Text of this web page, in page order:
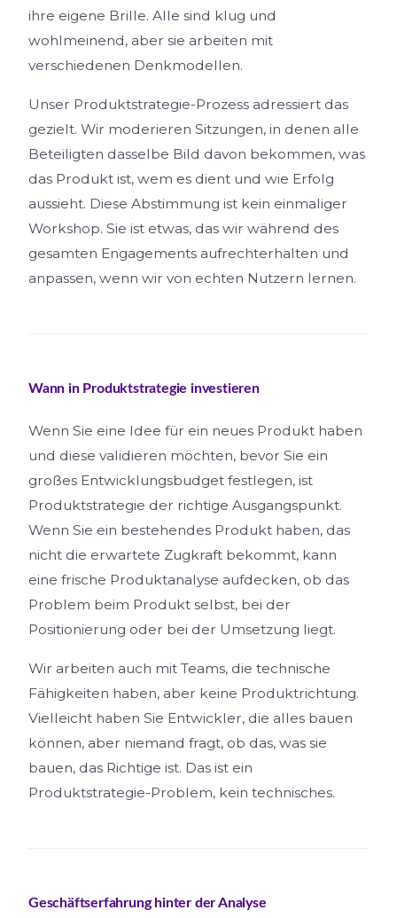
ihre eigene Brille. Alle sind klug und
wohlmeinend, aber sie arbeiten mit
verschiedenen Denkmodellen.
Unser Produktstrategie-Prozess adressiert das
gezielt. Wir moderieren Sitzungen, in denen alle
Beteiligten dasselbe Bild davon bekommen, was
das Produkt ist, wem es dient und wie Erfolg
aussieht. Diese Abstimmung ist kein einmaliger
Workshop. Sie ist etwas, das wir während des
gesamten Engagements aufrechterhalten und
anpassen, wenn wir von echten Nutzern lernen.
Wann in Produktstrategie investieren
Wenn Sie eine Idee für ein neues Produkt haben
und diese validieren möchten, bevor Sie ein
großes Entwicklungsbudget festlegen, ist
Produktstrategie der richtige Ausgangspunkt.
Wenn Sie ein bestehendes Produkt haben, das
nicht die erwartete Zugkraft bekommt, kann
eine frische Produktanalyse aufdecken, ob das
Problem beim Produkt selbst, bei der
Positionierung oder bei der Umsetzung liegt.
Wir arbeiten auch mit Teams, die technische
Fähigkeiten haben, aber keine Produktrichtung.
Vielleicht haben Sie Entwickler, die alles bauen
können, aber niemand fragt, ob das, was sie
bauen, das Richtige ist. Das ist ein
Produktstrategie-Problem, kein technisches.
Geschäftserfahrung hinter der Analyse